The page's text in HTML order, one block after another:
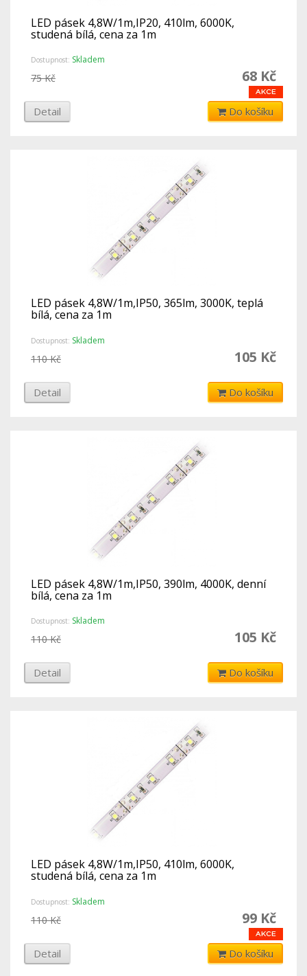
LED pásek 4,8W/1m,IP20, 410lm, 6000K,
studená bílá, cena za 1m
Dostupnost: Skladem
68 Kč
75 Kč
Detail Do košíku
LED pásek 4,8W/1m,IP50, 365lm, 3000K, teplá
bílá, cena za 1m
Dostupnost: Skladem
105 Kč
110 Kč
Detail Do košíku
LED pásek 4,8W/1m,IP50, 390lm, 4000K, denní
bílá, cena za 1m
Dostupnost: Skladem
105 Kč
110 Kč
Detail Do košíku
LED pásek 4,8W/1m,IP50, 410lm, 6000K,
studená bílá, cena za 1m
Dostupnost: Skladem
99 Kč
110 Kč
Detail Do košíku